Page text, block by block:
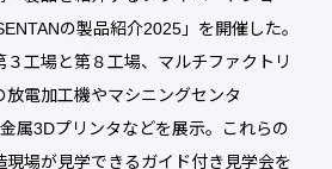
の製品紹介2025」を開催した。
３工場と第８工場、マルチファクトリ
電加工機やマシニングセンタ
属3Dプリンタなどを展示。これらの
現場が見学できるガイド付き見学会を